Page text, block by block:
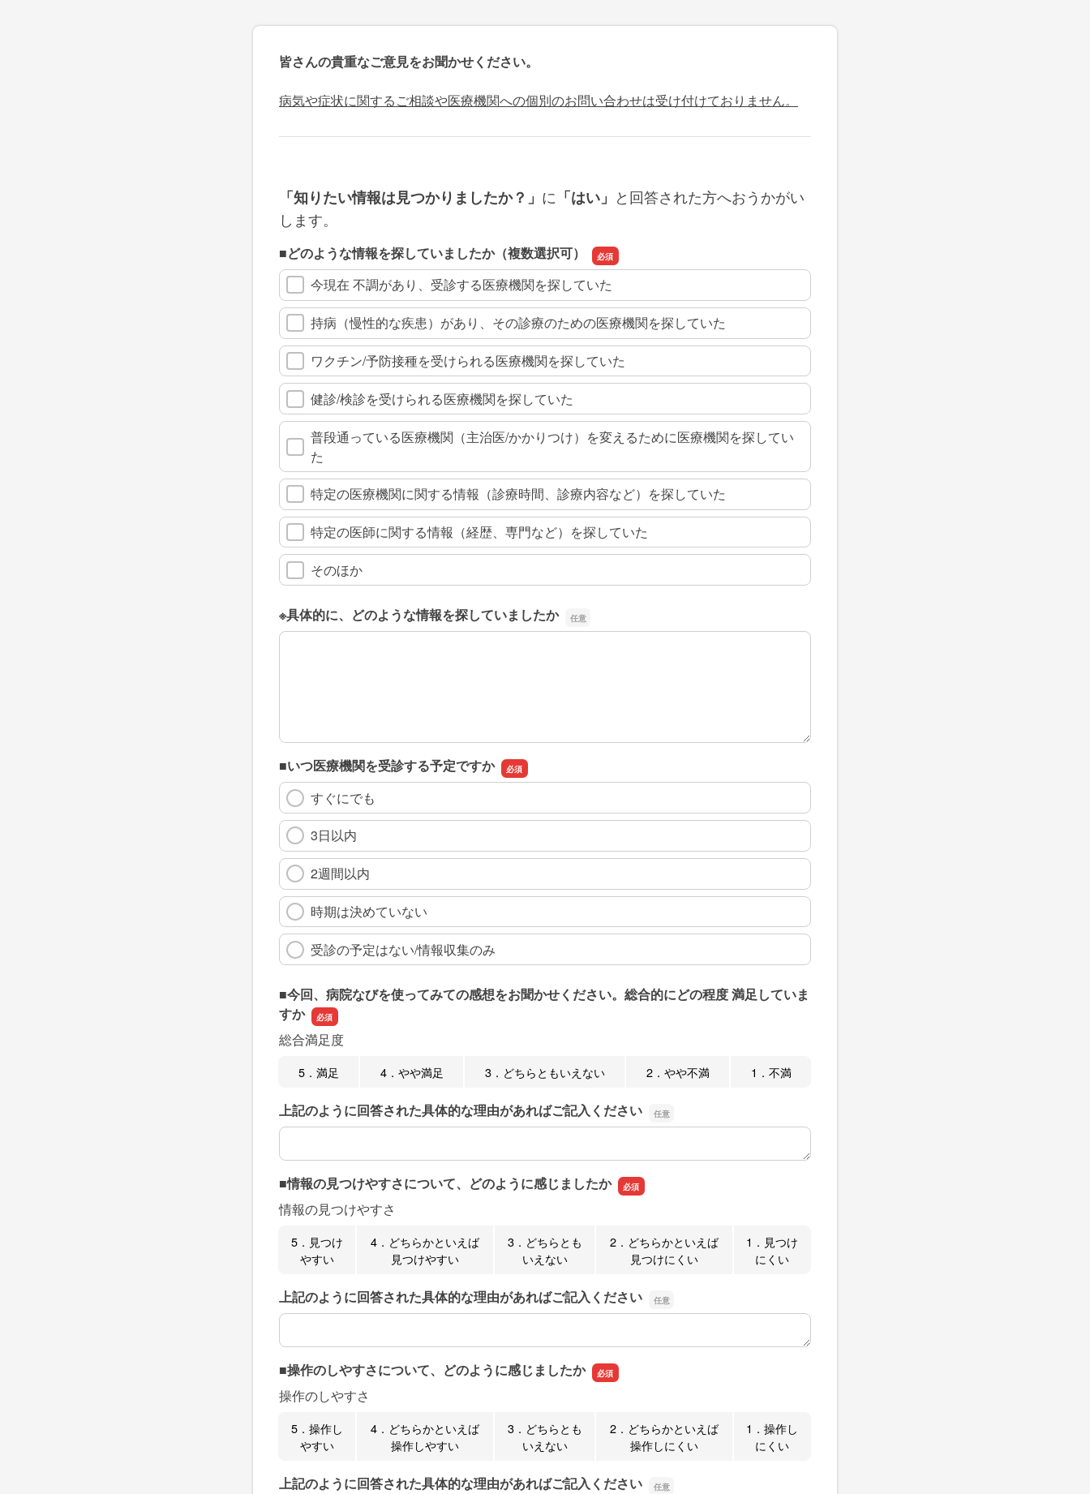
皆さんの貴重なご意見をお聞かせください。
病気や症状に関するご相談や医療機関への個別のお問い合わせは受け付けておりません。
「知りたい情報は見つかりましたか？」 に 「はい」 と回答された方へおうかがい
します。
■どのような情報を探していましたか（複数選択可）
今現在 不調があり、受診する医療機関を探していた
持病（慢性的な疾患）があり、その診療のための医療機関を探していた
ワクチン/予防接種を受けられる医療機関を探していた
健診/検診を受けられる医療機関を探していた
普段通っている医療機関（主治医/かかりつけ）を変えるために医療機関を探してい
た
特定の医療機関に関する情報（診療時間、診療内容など）を探していた
特定の医師に関する情報（経歴、専門など）を探していた
そのほか
※具体的に、どのような情報を探していましたか
※具体的に、どのような情報を探していましたか
■いつ医療機関を受診する予定ですか
すぐにでも
3日以内
2週間以内
時期は決めていない
受診の予定はない/情報収集のみ
■今回、病院なびを使ってみての感想をお聞かせください。総合的にどの程度 満足していま
すか
総合満足度
5．満足 4．やや満足 3．どちらともいえない 2．やや不満 1．不満
上記のように回答された具体的な理由があればご記入ください
上記のように回答された具体的な理由があればご記入ください
■情報の見つけやすさについて、どのように感じましたか
情報の見つけやすさ
5．見つけ
やすい
4．どちらかといえば
見つけやすい
3．どちらとも
いえない
2．どちらかといえば
見つけにくい
1．見つけ
にくい
上記のように回答された具体的な理由があればご記入ください
上記のように回答された具体的な理由があればご記入ください
■操作のしやすさについて、どのように感じましたか
操作のしやすさ
5．操作し
やすい
4．どちらかといえば
操作しやすい
3．どちらとも
いえない
2．どちらかといえば
操作しにくい
1．操作し
にくい
上記のように回答された具体的な理由があればご記入ください